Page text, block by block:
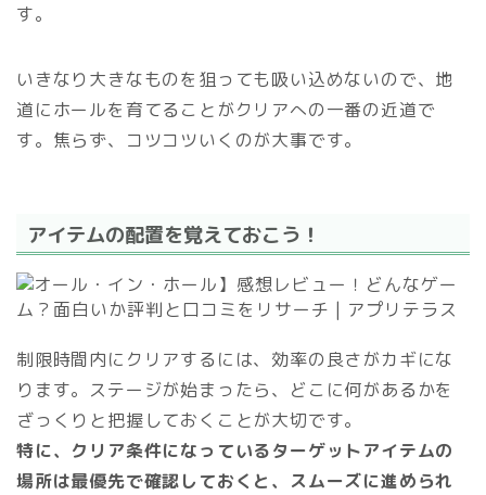
す。
いきなり大きなものを狙っても吸い込めないので、地
道にホールを育てることがクリアへの一番の近道で
す。焦らず、コツコツいくのが大事です。
アイテムの配置を覚えておこう！
制限時間内にクリアするには、効率の良さがカギにな
ります。ステージが始まったら、どこに何があるかを
ざっくりと把握しておくことが大切です。
特に、クリア条件になっているターゲットアイテムの
場所は最優先で確認しておくと、スムーズに進められ